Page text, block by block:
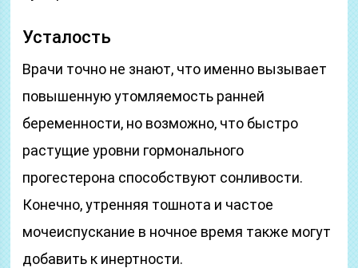
Усталость
Врачи точно не знают, что именно вызывает
повышенную утомляемость ранней
беременности, но возможно, что быстро
растущие уровни гормонального
прогестерона способствуют сонливости.
Конечно, утренняя тошнота и частое
мочеиспускание в ночное время также могут
добавить к инертности.